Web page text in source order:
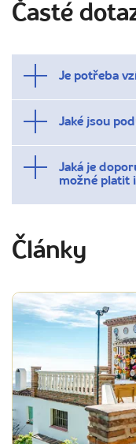
Časté
Je potřeba
Jaké jsou
Jaká je
možné platit
Články